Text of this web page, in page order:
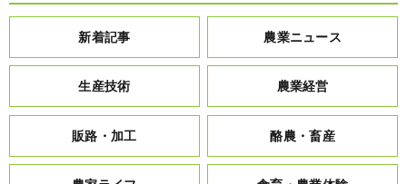
新着記事 農業ニュース
生産技術 農業経営
販路・加工 酪農・畜産